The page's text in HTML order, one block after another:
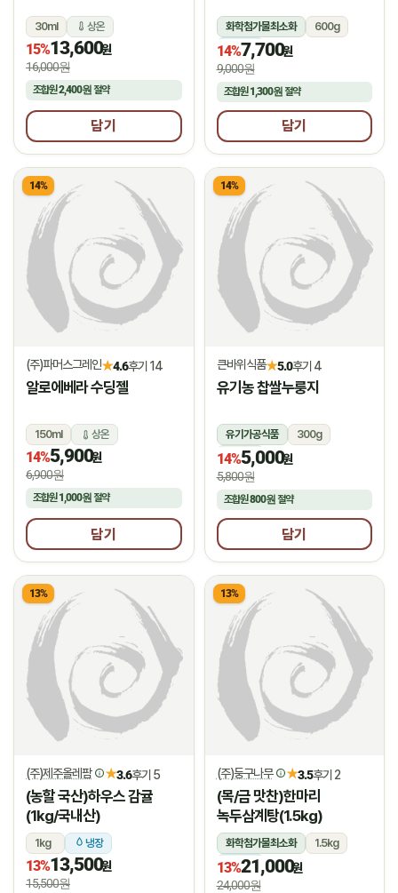
30ml 상온
15%13,600원
16,000원
조합원2,400원 절약
담기
화학첨가물최소화
600g
냉장
14%7,700원
9,000원
조합원1,300원절약
담기
14%
(주)파머스그레인★4.6후기 14
알로에베라 수딩젤
150ml 상온
14%5,900원
6,900원
조합원1,000원 절약
담기
14%
큰바위식품★5.0후기 4
유기농 찹쌀누룽지
유기가공식품
300g
상온
14%5,000원
5,800원
조합원800원절약
담기
13%
(주)제주올레팜 ★3.6후기 5
(농할 국산)하우스 감귤
(1kg/국내산)
1kg 냉장
13%13,500원
15,500원
13%
(주)둥구나무 ★3.5후기 2
(목/금 맛찬)한마리
녹두삼계탕(1.5kg)
화학첨가물최소화
1.5kg
냉장
13%21,000원
24,000원